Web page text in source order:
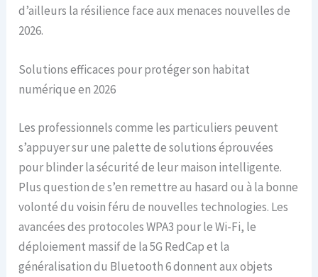
d’ailleurs la résilience face aux menaces nouvelles de
2026.
Solutions efficaces pour protéger son habitat
numérique en 2026
Les professionnels comme les particuliers peuvent
s’appuyer sur une palette de solutions éprouvées
pour blinder la sécurité de leur maison intelligente.
Plus question de s’en remettre au hasard ou à la bonne
volonté du voisin féru de nouvelles technologies. Les
avancées des protocoles WPA3 pour le Wi-Fi, le
déploiement massif de la 5G RedCap et la
généralisation du Bluetooth 6 donnent aux objets